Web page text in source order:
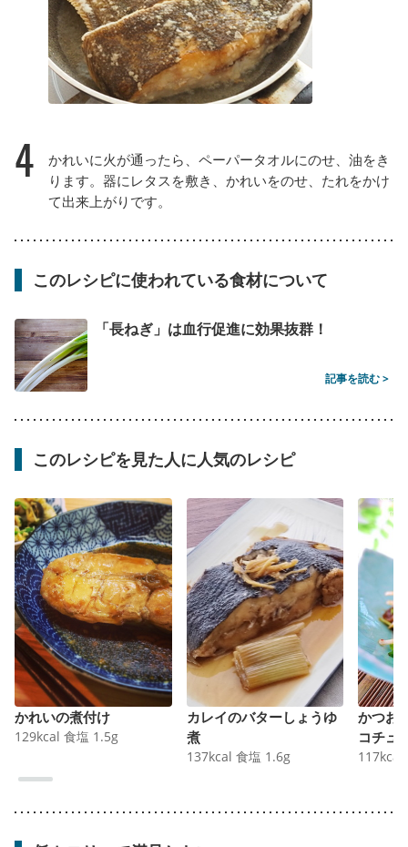
4
かれいに火が通ったら、ペーパータオルにのせ、油をき
ります。器にレタスを敷き、かれいをのせ、たれをかけ
て出来上がりです。
このレシピに使われている食材について
「長ねぎ」は血行促進に効果抜群！
記事を読む >
このレシピを見た人に人気のレシピ
かれいの煮付け
129kcal 食塩 1.5g
カレイのバターしょうゆ
煮
137kcal 食塩 1.6g
かつお
コチュ
117kcal